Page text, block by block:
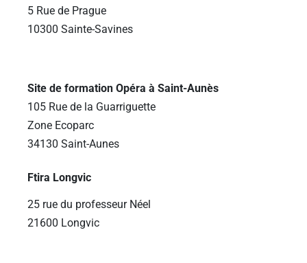
5 Rue de Prague
10300 Sainte-Savines
Site de formation Opéra à Saint-Aunès
105 Rue de la Guarriguette
Zone Ecoparc
34130 Saint-Aunes
Ftira Longvic
25 rue du professeur Néel
21600 Longvic